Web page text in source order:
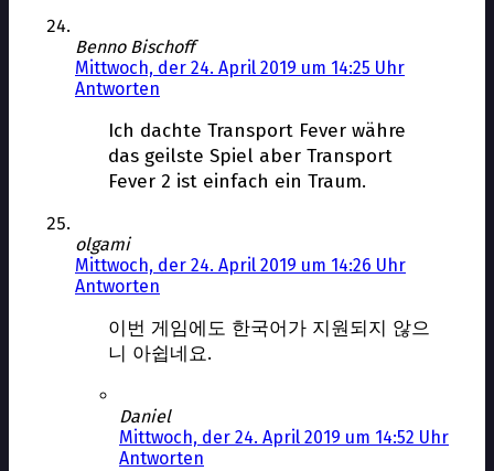
Benno Bischoff
Mittwoch, der 24. April 2019 um 14:25 Uhr
Antworten
Ich dachte Transport Fever währe
das geilste Spiel aber Transport
Fever 2 ist einfach ein Traum.
olgami
Mittwoch, der 24. April 2019 um 14:26 Uhr
Antworten
이번 게임에도 한국어가 지원되지 않으
니 아쉽네요.
Daniel
Mittwoch, der 24. April 2019 um 14:52 Uhr
Antworten